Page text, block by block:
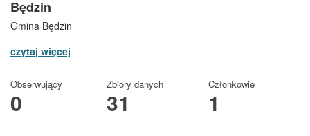
Będzin
Gmina Będzin
czytaj więcej
Obserwujący
0
Zbiory danych
31
Członkowie
1